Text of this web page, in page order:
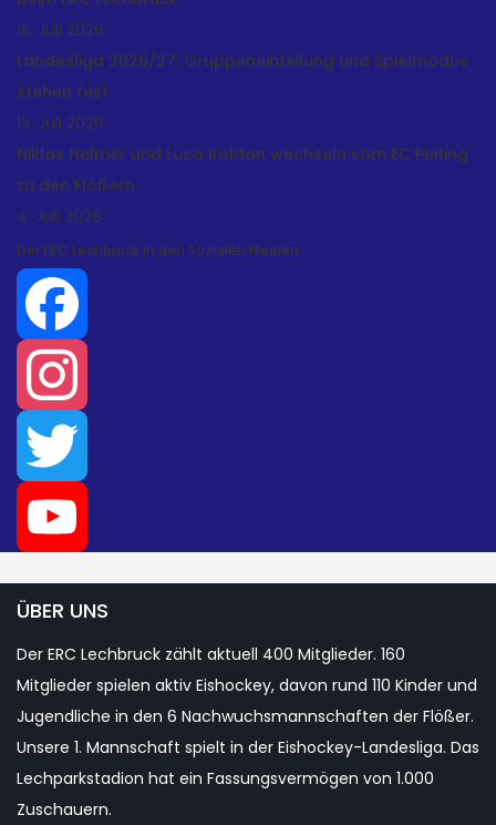
15. Juli 2026
Landesliga 2026/27: Gruppeneinteilung und Spielmodus
stehen fest
13. Juli 2026
Niklas Helmer und Luca Roldan wechseln vom EC Peiting
zu den Flößern
4. Juli 2026
Der ERC Lechbruck in den Sozialen Medien
Facebook
Instagram
Twitter
YouTube
Channel
ÜBER UNS
Der ERC Lechbruck zählt aktuell 400 Mitglieder. 160
Mitglieder spielen aktiv Eishockey, davon rund 110 Kinder und
Jugendliche in den 6 Nachwuchsmannschaften der Flößer.
Unsere 1. Mannschaft spielt in der Eishockey-Landesliga. Das
Lechparkstadion hat ein Fassungsvermögen von 1.000
Zuschauern.